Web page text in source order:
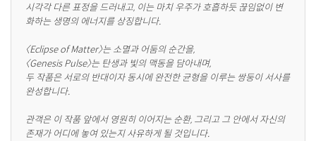
시각각 다른 표정을 드러내고, 이는 마치 우주가 호흡하듯 끊임없이 변
화하는 생명의 에너지를 상징합니다.
〈Eclipse of Matter〉는 소멸과 어둠의 순간을,
〈Genesis Pulse〉는 탄생과 빛의 맥동을 담아내며,
두 작품은 서로의 반대이자 동시에 완전한 균형을 이루는 쌍둥이 서사를
완성합니다.
관객은 이 작품 앞에서 영원히 이어지는 순환, 그리고 그 안에서 자신의
존재가 어디에 놓여 있는지 사유하게 될 것입니다.